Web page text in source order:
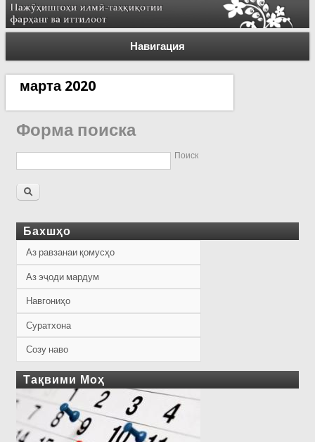
Навигация
марта 2020
Форма поиска
Поиск
Бахшҳо
Аз равзанаи қомусҳо
Аз эҷоди мардум
Навгониҳо
Суратхона
Созу наво
Тақвими Моҳ